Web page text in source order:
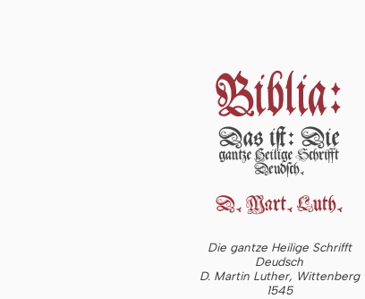
Die gantze Heilige Schrifft
Deudsch
D. Martin Luther, Wittenberg
1545